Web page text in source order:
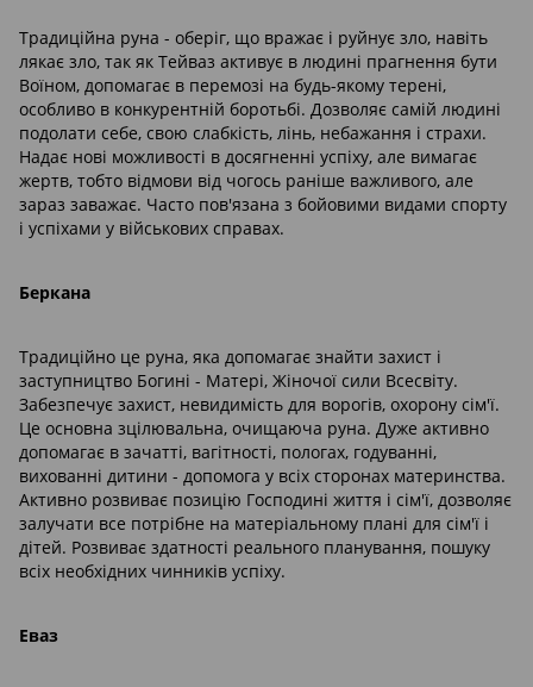
Традиційна руна - оберіг, що вражає і руйнує зло, навіть
лякає зло, так як Тейваз активує в людині прагнення бути
Воїном, допомагає в перемозі на будь-якому терені,
особливо в конкурентній боротьбі. Дозволяє самій людині
подолати себе, свою слабкість, лінь, небажання і страхи.
Надає нові можливості в досягненні успіху, але вимагає
жертв, тобто відмови від чогось раніше важливого, але
зараз заважає. Часто пов'язана з бойовими видами спорту
і успіхами у військових справах.
Беркана
Традиційно це руна, яка допомагає знайти захист і
заступництво Богині - Матері, Жіночої сили Всесвіту.
Забезпечує захист, невидимість для ворогів, охорону сім'ї.
Це основна зцілювальна, очищаюча руна. Дуже активно
допомагає в зачатті, вагітності, пологах, годуванні,
вихованні дитини - допомога у всіх сторонах материнства.
Активно розвиває позицію Господині життя і сім'ї, дозволяє
залучати все потрібне на матеріальному плані для сім'ї і
дітей. Розвиває здатності реального планування, пошуку
всіх необхідних чинників успіху.
Еваз